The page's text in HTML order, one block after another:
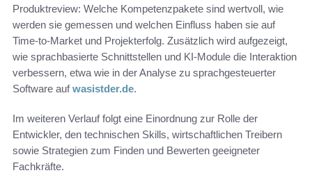
Produktreview: Welche Kompetenzpakete sind wertvoll, wie
werden sie gemessen und welchen Einfluss haben sie auf
Time-to-Market und Projekterfolg. Zusätzlich wird aufgezeigt,
wie sprachbasierte Schnittstellen und KI-Module die Interaktion
verbessern, etwa wie in der Analyse zu sprachgesteuerter
Software aufwasistder.de.
Im weiteren Verlauf folgt eine Einordnung zur Rolle der
Entwickler, den technischen Skills, wirtschaftlichen Treibern
sowie Strategien zum Finden und Bewerten geeigneter
Fachkräfte.